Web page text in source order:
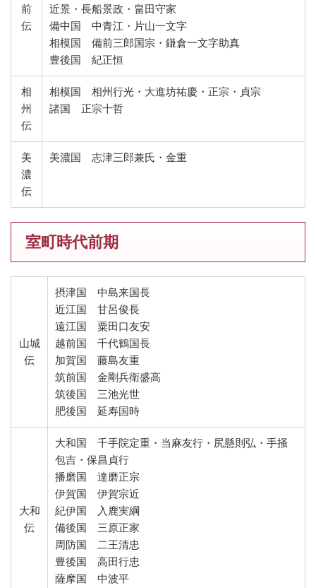
前
伝
近景・長船景政・畠田守家
備中国 中青江・片山一文字
相模国 備前三郎国宗・鎌倉一文字助真
豊後国 紀正恒
相
州
伝
相模国 相州行光・大進坊祐慶・正宗・貞宗
諸国 正宗十哲
美
濃
伝
美濃国 志津三郎兼氏・金重
室町時代前期
山城
伝
摂津国 中島来国長
近江国 甘呂俊長
遠江国 粟田口友安
越前国 千代鶴国長
加賀国 藤島友重
筑前国 金剛兵衛盛高
筑後国 三池光世
肥後国 延寿国時
大和
伝
大和国 千手院定重・当麻友行・尻懸則弘・手掻
包吉・保昌貞行
播磨国 達磨正宗
伊賀国 伊賀宗近
紀伊国 入鹿実綱
備後国 三原正家
周防国 二王清忠
豊後国 高田行忠
薩摩国 中波平